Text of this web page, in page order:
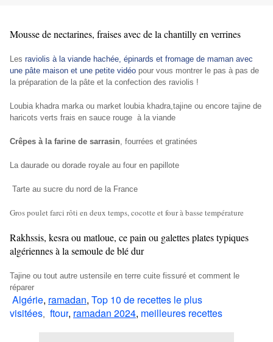
Mousse de nectarines, fraises avec de la chantilly en verrines
Les raviolis à la viande hachée, épinards et fromage de maman avec
une pâte maison et une petite vidéo pour vous montrer le pas à pas de
la préparation de la pâte et la confection des raviolis !
Loubia khadra marka ou market loubia khadra,tajine ou encore tajine de
haricots verts frais en sauce rouge à la viande
Crêpes à la farine de sarrasin, fourrées et gratinées
La daurade ou dorade royale au four en papillote
Tarte au sucre du nord de la France
Gros poulet farci rôti en deux temps, cocotte et four à basse température
Rakhssis, kesra ou matloue, ce pain ou galettes plates typiques
algériennes à la semoule de blé dur
Tajine ou tout autre ustensile en terre cuite fissuré et comment le
réparer
Algérie, ramadan, Top 10 de recettes le plus
visitées ftour, ramadan 2024, meilleures recettes